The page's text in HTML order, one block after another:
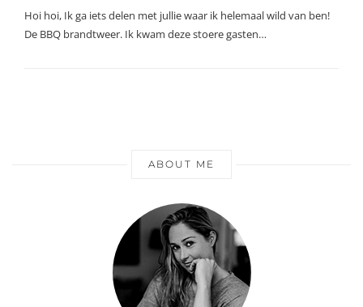
Hoi hoi, Ik ga iets delen met jullie waar ik helemaal wild van ben!
De BBQ brandtweer. Ik kwam deze stoere gasten…
ABOUT ME